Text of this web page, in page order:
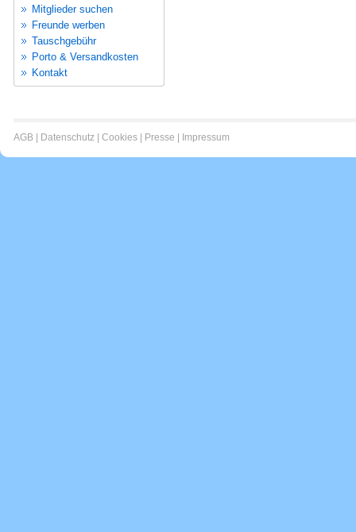
Mitglieder suchen
Freunde werben
Tauschgebühr
Porto & Versandkosten
Kontakt
AGB Datenschutz Cookies Presse Impressum